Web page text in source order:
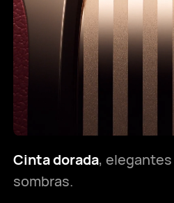
Cinta dorada,
sombras.